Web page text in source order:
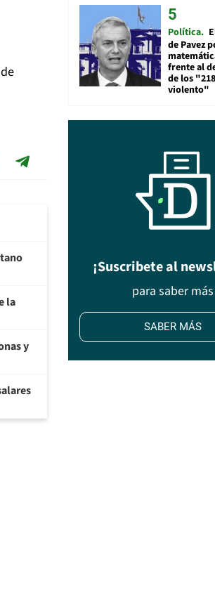
la
y
Política
de Pavez
frente al
de los
violento"
¡Suscribete al
para saber más
SABER MÁS